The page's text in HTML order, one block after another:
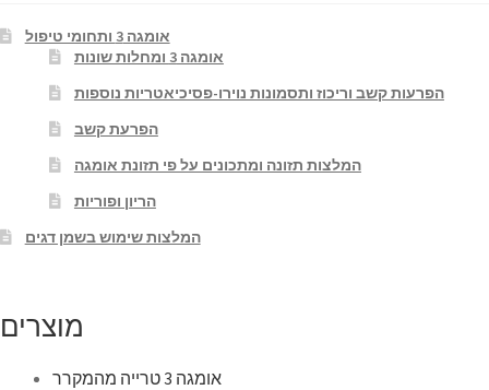
אומגה 3 ותחומי טיפול
אומגה 3 ומחלות שונות
הפרעות קשב וריכוז ותסמונות נוירו-פסיכיאטריות נוספות
הפרעת קשב
המלצות תזונה ומתכונים על פי תזונת אומגה
הריון ופוריות
המלצות שימוש בשמן דגים
מוצרים
אומגה 3 טרייה מהמקרר